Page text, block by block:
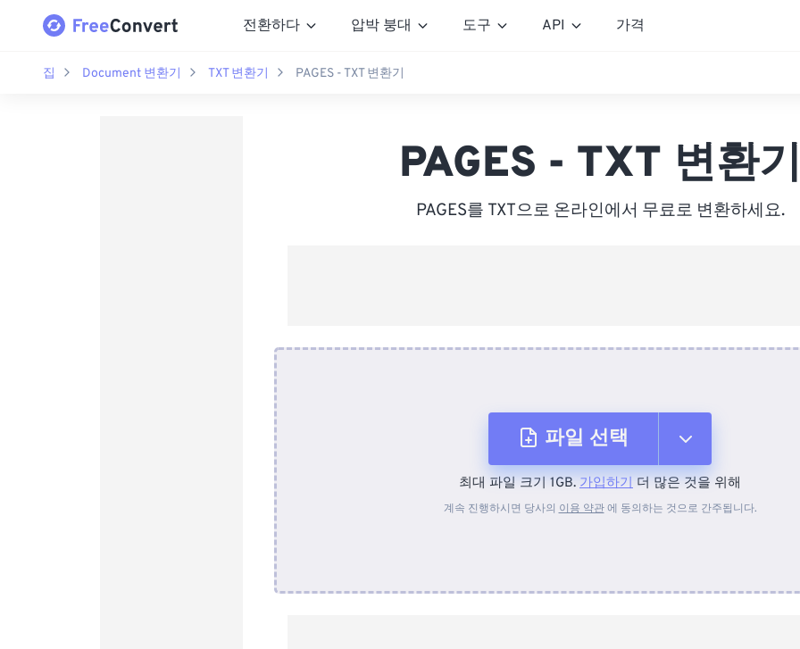
전환하다 압박 붕대 도구 API 가격
집 Document 변환기 TXT 변환기 PAGES - TXT 변환기
PAGES - TXT 변환기
PAGES를 TXT으로 온라인에서 무료로 변환하세요.
파일 선택
장치에서
최대 파일 크기 1GB. 가입하기 더 많은 것을 위해
계속 진행하시면 당사의 이용 약관에 동의하는 것으로 간주됩니다.